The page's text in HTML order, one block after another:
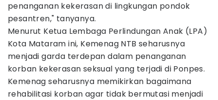
penanganan kekerasan di lingkungan pondok
pesantren," tanyanya.
Menurut Ketua Lembaga Perlindungan Anak (LPA)
Kota Mataram ini, Kemenag NTB seharusnya
menjadi garda terdepan dalam penanganan
korban kekerasan seksual yang terjadi di Ponpes.
Kemenag seharusnya memikirkan bagaimana
rehabilitasi korban agar tidak bermutasi menjadi